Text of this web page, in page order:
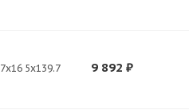
7x16 5x139.7 9 892 ₽